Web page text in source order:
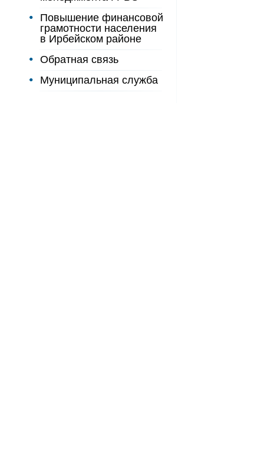
Повышение финансовой
грамотности населения
в Ирбейском районе
Обратная связь
Муниципальная служба